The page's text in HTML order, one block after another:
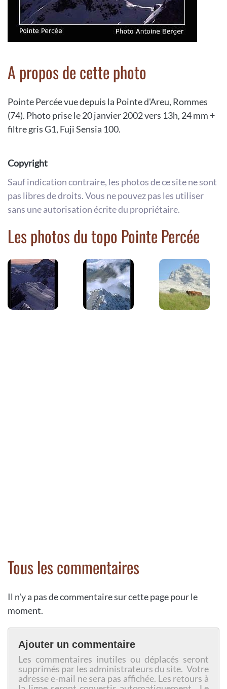
A propos de cette photo
Pointe Percée vue depuis la Pointe d'Areu, Rommes
(74). Photo prise le 20 janvier 2002 vers 13h, 24 mm +
filtre gris G1, Fuji Sensia 100.
Copyright
Sauf indication contraire, les photos de ce site ne sont
pas libres de droits. Vous ne pouvez pas les utiliser
sans une autorisation écrite du propriétaire.
Les photos du topo Pointe Percée
Tous les commentaires
Il n'y a pas de commentaire sur cette page pour le
moment.
Ajouter un commentaire
Les commentaires inutiles ou déplacés seront
supprimés par les administrateurs du site. Votre
adresse e-mail ne sera pas affichée. Les retours à